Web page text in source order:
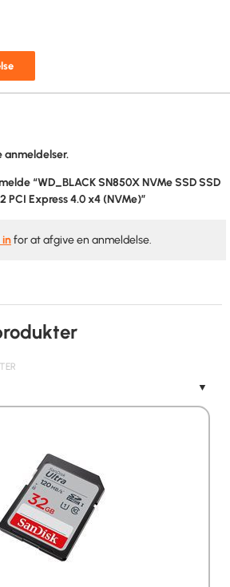
anmeldelser.
“WD_BLACK SN850X NVMe SSD SSD
PCI Express 4.0 x4 (NVMe)”
infor at afgive en anmeldelse.
▼